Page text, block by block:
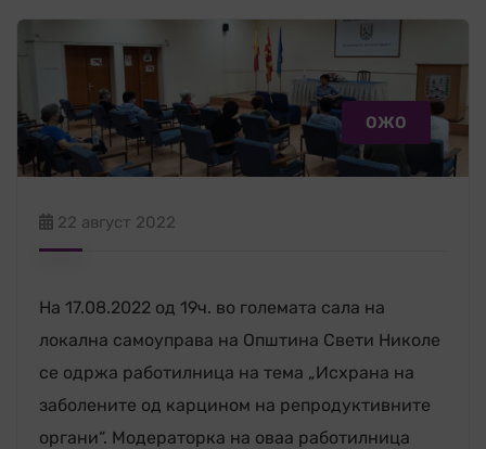
ОЖО
22 август 2022
На 17.08.2022 од 19ч. во големата сала на
локална самоуправа на Општина Свети Николе
се одржа работилница на тема „Исхрана на
заболените од карцином на репродуктивните
органи“. Модераторка на оваа работилница